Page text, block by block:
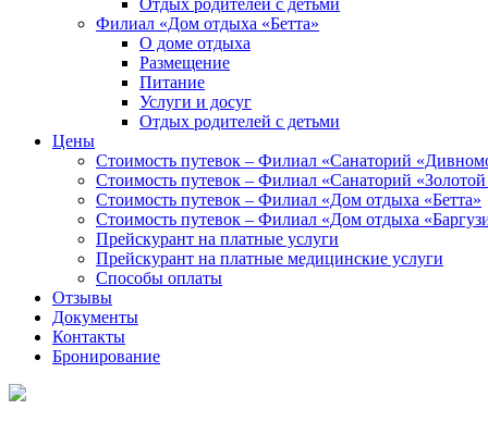
Отдых родителей с детьми
Филиал «Дом отдыха «Бетта»
О доме отдыха
Размещение
Питание
Услуги и досуг
Отдых родителей с детьми
Цены
Стоимость путевок – Филиал «Санаторий
Стоимость путевок – Филиал «Санаторий «Золотой
Стоимость путевок – Филиал «Дом отдыха «Бетта»
Стоимость путевок – Филиал «Дом отдыха
Прейскурант на платные услуги
Прейскурант на платные медицинские услуги
Способы оплаты
Отзывы
Документы
Контакты
Бронирование